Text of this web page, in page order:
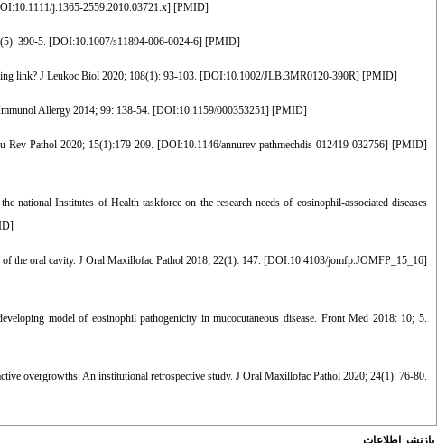
j.1365-2559.2010.03721.x] [PMID]
390-5. [DOI:10.1007/s11894-006-0024-6] [PMID]
link? J Leukoc Biol 2020; 108(1): 93-103. [DOI:10.1002/JLB.3MR0120-390R] [PMID]
Allergy 2014; 99: 138-54. [DOI:10.1159/000353251] [PMID]
Rev Pathol 2020; 15(1):179-209. [DOI:10.1146/annurev-pathmechdis-012419-032756] [PMID]
Institutes of Health taskforce on the research needs of eosinophil-associated diseases
]
the oral cavity. J Oral Maxillofac Pathol 2018; 22(1): 147. [DOI:10.4103/jomfp.JOMFP_15_16]
model of eosinophil pathogenicity in mucocutaneous disease. Front Med 2018: 10; 5.
overgrowths: An institutional retrospective study. J Oral Maxillofac Pathol 2020; 24(1): 76-80.
بازنشر اطلاعات